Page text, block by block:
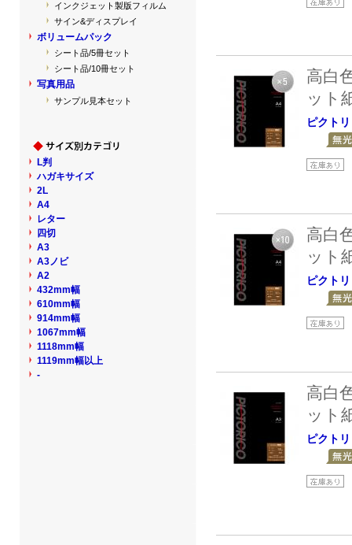
高白
ット
ピクト
高白
ット
ピクト
高白
ット
ピクト
インクジェット製版フィルム
サイン&ディスプレイ
ボリュームパック
シート品/5冊セット
シート品/10冊セット
写真用品
サンプル見本セット
L判
ハガキサイズ
2L
A4
レター
四切
A3
A3ノビ
A2
432mm幅
610mm幅
914mm幅
1067mm幅
1118mm幅
1119mm幅以上
-